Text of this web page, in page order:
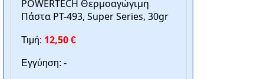
POWERTECH Θερμοαγώγιμη
Πάστα PT-493, Super Series, 30gr
Τιμή: 12,50 €
Εγγύηση: -